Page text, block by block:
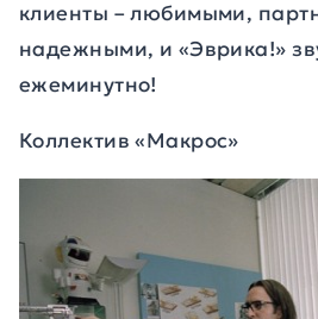
клиенты – любимыми,
надежными, и «Эврика!»
ежеминутно!
Коллектив «Макрос»